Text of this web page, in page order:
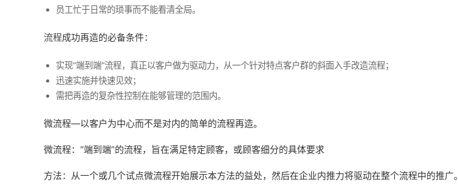
员工忙于日常的琐事而不能看清全局。
流程成功再造的必备条件：
实现“端到端”流程，真正以客户做为驱动力，从一个针对特点客户群的斜面入手改造流程；
迅速实施并快速见效；
需把再造的复杂性控制在能够管理的范围内。
微流程—以客户为中心而不是对内的简单的流程再造。
微流程：“端到端”的流程，旨在满足特定顾客，或顾客细分的具体要求
方法：从一个或几个试点微流程开始展示本方法的益处，然后在企业内推力将驱动在整个流程中的推广。